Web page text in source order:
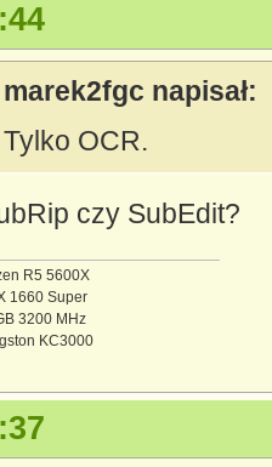
marek2fgc napisał:
Tylko OCR.
czy SubEdit?
R5 5600X
1660 Super
3200 MHz
KC3000